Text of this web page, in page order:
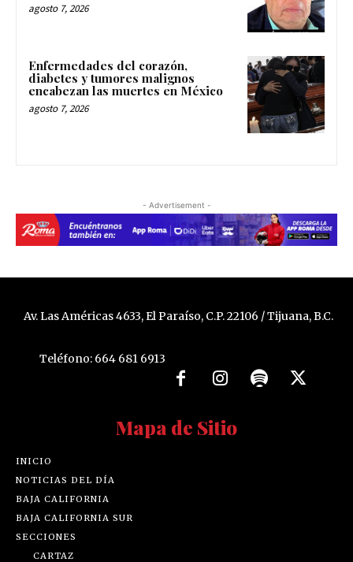
agosto 7, 2026
Enfermedades del corazón,
diabetes y tumores malignos
encabezan las muertes en México
agosto 7, 2026
- Advertisement -
Av. Las Américas 4633, El Paraíso, C.P. 22106 / Tijuana, B.C.
Teléfono: 664 681 6913
Mapa de Sitio
INICIO
NOTICIAS DEL DÍA
BAJA CALIFORNIA
BAJA CALIFORNIA SUR
SECCIONES
CARTAZ